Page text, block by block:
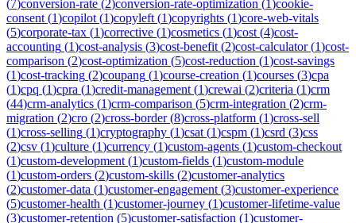
(7)conversion-rate (2)conversion-rate-optimization (1)cookie-
consent (1)copilot (1)copyleft (1)copyrights (1)core-web-vitals
(5)corporate-tax (1)corrective (1)cosmetics (1)cost (4)cost-
accounting (1)cost-analysis (3)cost-benefit (2)cost-calculator(1)cost-
comparison (2)cost-optimization (5)cost-reduction (1)cost-savings
(1)cost-tracking (2)coupang (1)course-creation (1)courses (3)cpa
(1)cpq (1)cpra (1)credit-management (1)crewai (2)criteria (1)crm
(44)crm-analytics (1)crm-comparison (5)crm-integration (2)crm-
migration (2)cro (2)cross-border(8)cross-platform (1)cross-sell
(1)cross-selling (1)cryptography (1)csat (1)cspm (1)csrd (3)css
(2)csv (1)culture (1)currency (1)custom-agents (1)custom-checkout
(1)custom-development (1)custom-fields (1)custom-module
(1)custom-orders (2)custom-skills (2)customer-analytics
(2)customer-data (1)customer-engagement (3)customer-experience
(5)customer-health (1)customer-journey (1)customer-lifetime-value
(3)customer-retention (5)customer-satisfaction (1)customer-